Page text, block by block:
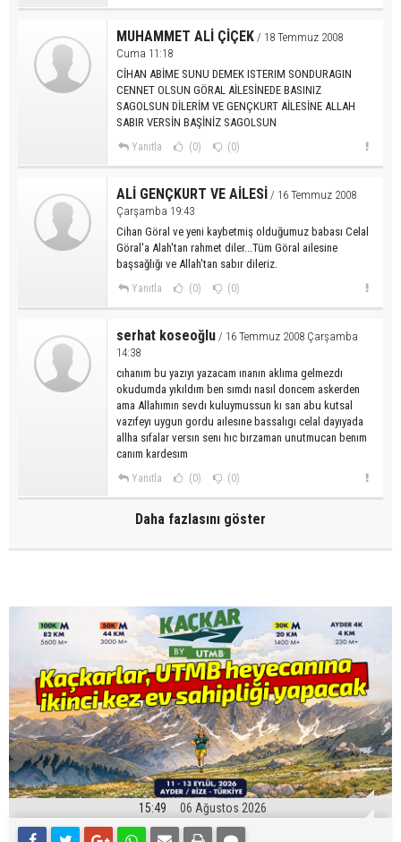
MUHAMMET ALİ ÇİÇEK / 18 Temmuz 2008
Cuma 11:18
CİHAN ABİME SUNU DEMEK ISTERIM SONDURAGIN
CENNET OLSUN GÖRAL AİLESİNEDE BASINIZ
SAGOLSUN DİLERİM VE GENÇKURT AİLESİNE ALLAH
SABIR VERSİN BAŞİNİZ SAGOLSUN
Yanıtla (0) (0)
ALİ GENÇKURT VE AİLESİ / 16 Temmuz 2008
Çarşamba 19:43
Cihan Göral ve yeni kaybetmiş olduğumuz babası Celal
Göral'a Alah'tan rahmet diler...Tüm Göral ailesine
başsağlığı ve Allah'tan sabır dileriz.
Yanıtla (0) (0)
serhat koseoğlu / 16 Temmuz 2008 Çarşamba
14:38
cıhanım bu yazıyı yazacam ınanın aklıma gelmezdı
okudumda yıkıldım ben sımdı nasıl doncem askerden
ama Allahımın sevdı kuluymussun kı san abu kutsal
vazıfeyı uygun gordu aılesıne bassalıgı celal dayıyada
allha sıfalar versın senı hıc bırzaman unutmucan benım
canım kardesım
Yanıtla (0) (0)
Daha fazlasını göster
15:49 06 Ağustos 2026